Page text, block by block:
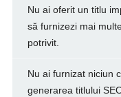
Nu ai oferit un titlu
să furnizezi mai
potrivit.
Nu ai furnizat niciun
generarea titlului